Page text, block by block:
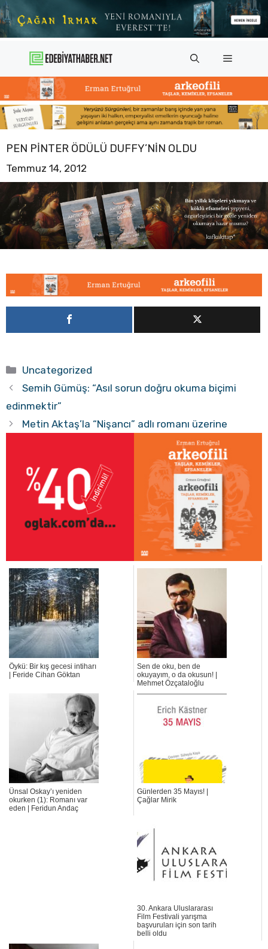
İçeriğe
atla
Menü
PEN PINTER ÖDÜLÜ DUFFY’NIN OLDU
Temmuz 14, 2012
Kategoriler
Uncategorized
Semih Gümüş: “Asıl sorun doğru okuma biçimi
edinmektir”
Metin Aktaş’la “Nişancı” adlı romanı üzerine
Öykü: Bir kış gecesi intiharı
| Feride Cihan Göktan
Sen de oku, ben de
okuyayım, o da okusun! |
Mehmet Özçataloğlu
Ünsal Oskay’ı yeniden
okurken (1): Romanı var
eden | Feridun Andaç
Günlerden 35 Mayıs! |
Çağlar Mirik
30. Ankara Uluslararası
Film Festivali yarışma
başvuruları için son tarih
belli oldu